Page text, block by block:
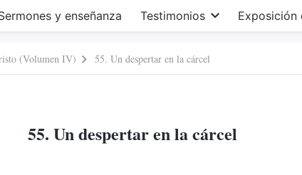
y enseñanza Testimonios Exposición
(Volumen IV) 55. Un despertar en la cárcel
55. Un despertar en la cárcel